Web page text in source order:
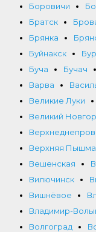
Боровичи
Братск
Брянка
Буйнакск
Буча
Бучач
Варва
Великие Луки
Великий
Верхняя Пышма
Вешенская
Вилючинск
Вишнёвое
Владимир-
Волгоград